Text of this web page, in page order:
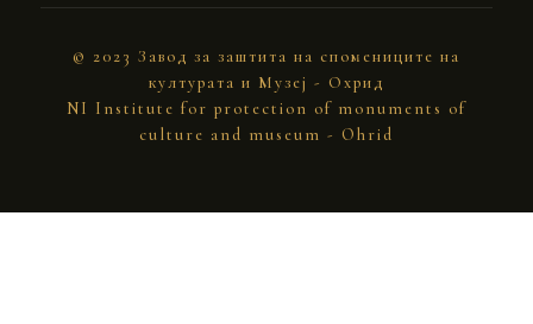
© 2023 Завод за заштита на спомениците на
културата и Музеј - Охрид
NI Institute for protection of monuments of
culture and museum - Ohrid